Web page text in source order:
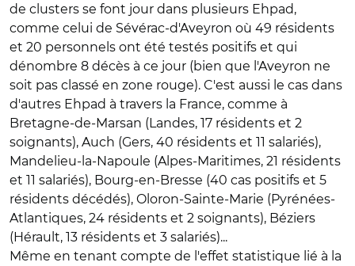
de clusters se font jour dans plusieurs Ehpad,
comme celui de Sévérac-d'Aveyron où 49 résidents
et 20 personnels ont été testés positifs et qui
dénombre 8 décès à ce jour (bien que l'Aveyron ne
soit pas classé en zone rouge). C'est aussi le cas dans
d'autres Ehpad à travers la France, comme à
Bretagne-de-Marsan (Landes, 17 résidents et 2
soignants), Auch (Gers, 40 résidents et 11 salariés),
Mandelieu-la-Napoule (Alpes-Maritimes, 21 résidents
et 11 salariés), Bourg-en-Bresse (40 cas positifs et 5
résidents décédés), Oloron-Sainte-Marie (Pyrénées-
Atlantiques, 24 résidents et 2 soignants), Béziers
(Hérault, 13 résidents et 3 salariés)...
Même en tenant compte de l'effet statistique lié à la